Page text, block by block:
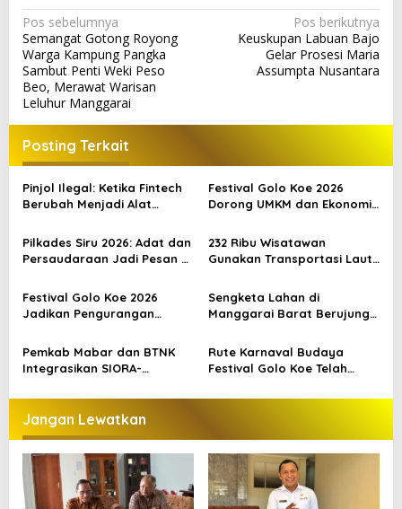
N
a
v
i
g
a
s
i
o
Pos sebelumnya
Semangat Gotong Royong
Warga Kampung Pangka
Sambut Penti Weki Peso
Beo, Merawat Warisan
Leluhur Manggarai
Pos berikutnya
Keuskupan Labuan Bajo
Gelar Prosesi Maria
Assumpta Nusantara
Posting Terkait
Pinjol Ilegal: Ketika Fintech
Berubah Menjadi Alat
Festival Golo Koe 2026
Dorong UMKM dan Ekonomi
Laut Jadi Puncak Acara
Pilkades Siru 2026: Adat dan
Persaudaraan Jadi Pesan di
232 Ribu Wisatawan
Gunakan Transportasi Laut
Keselamatan Jadi Prioritas
Festival Golo Koe 2026
Jadikan Pengurangan
Bersama Warga Labuan
Bajo
Sengketa Lahan di
Manggarai Barat Berujung
Pondok Dibakar
Pemkab Mabar dan BTNK
Integrasikan SIORA-
Rute Karnaval Budaya
Festival Golo Koe Telah
Jangan Lewatkan